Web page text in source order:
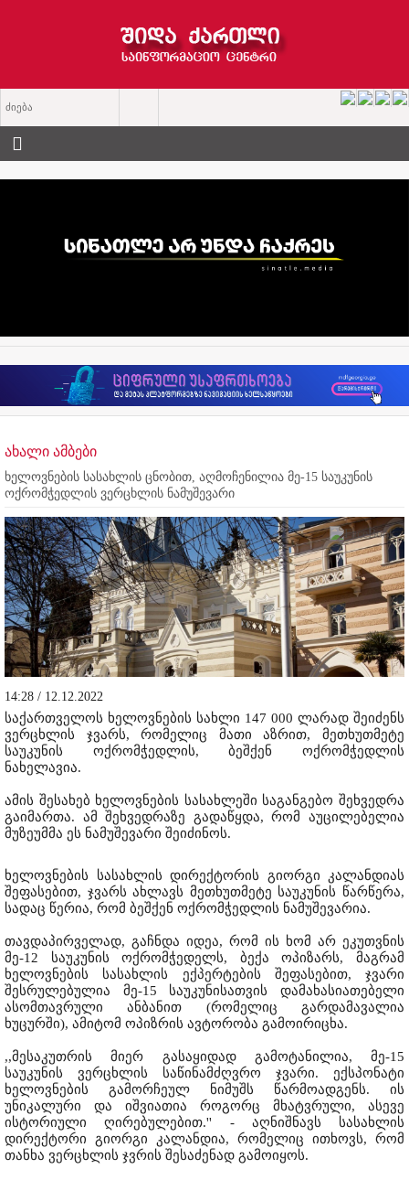
ახალი ამბები
ხელოვნების სასახლის ცნობით, აღმოჩენილია მე-15 საუკუნის
ოქრომჭედლის ვერცხლის ნამუშევარი
14:28 / 12.12.2022
საქართველოს ხელოვნების სახლი 147 000 ლარად შეიძენს
ვერცხლის ჯვარს, რომელიც მათი აზრით, მეთხუთმეტე
საუკუნის ოქრომჭედლის, ბეშქენ ოქრომჭედლის
ნახელავია.
ამის შესახებ ხელოვნების სასახლეში საგანგებო შეხვედრა
გაიმართა. ამ შეხვედრაზე გადაწყდა, რომ აუცილებელია
მუზეუმმა ეს ნამუშევარი შეიძინოს.
ხელოვნების სასახლის დირექტორის გიორგი კალანდიას
შეფასებით, ჯვარს ახლავს მეთხუთმეტე საუკუნის წარწერა,
სადაც წერია, რომ ბეშქენ ოქრომჭედლის ნამუშევარია.
თავდაპირველად, გაჩნდა იდეა, რომ ის ხომ არ ეკუთვნის
მე-12 საუკუნის ოქრომჭედელს, ბექა ოპიზარს, მაგრამ
ხელოვნების სასახლის ექპერტების შეფასებით, ჯვარი
შესრულებულია მე-15 საუკუნისათვის დამახასიათებელი
ასომთავრული ანბანით (რომელიც გარდამავალია
ხუცურში), ამიტომ ოპიზრის ავტორობა გამოირიცხა.
,,მესაკუთრის მიერ გასაყიდად გამოტანილია, მე-15
საუკუნის ვერცხლის საწინამძღვრო ჯვარი. ექსპონატი
ხელოვნების გამორჩეულ ნიმუშს წარმოადგენს. ის
უნიკალური და იშვიათია როგორც მხატვრული, ასევე
ისტორიული ღირებულებით.'' - აღნიშნავს სასახლის
დირექტორი გიორგი კალანდია, რომელიც ითხოვს, რომ
თანხა ვერცხლის ჯვრის შესაძენად გამოიყოს.